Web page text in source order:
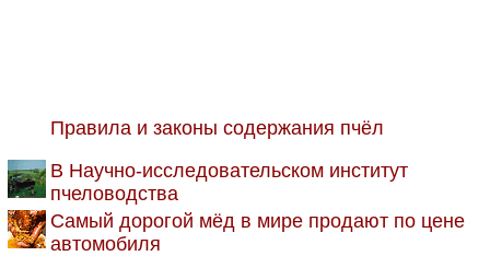
Правила и законы содержания пчёл
В Научно-исследовательском институт
пчеловодства
Самый дорогой мёд в мире продают по цене
автомобиля